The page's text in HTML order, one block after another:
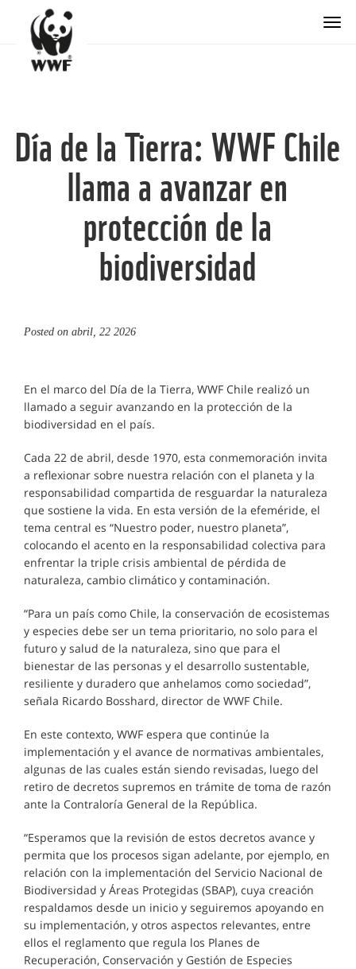
Día de la Tierra: WWF Chile
llama a avanzar en
protección de la
biodiversidad
Posted on abril, 22 2026
En el marco del Día de la Tierra, WWF Chile realizó un
llamado a seguir avanzando en la protección de la
biodiversidad en el país.
Cada 22 de abril, desde 1970, esta conmemoración invita
a reflexionar sobre nuestra relación con el planeta y la
responsabilidad compartida de resguardar la naturaleza
que sostiene la vida. En esta versión de la efeméride, el
tema central es “Nuestro poder, nuestro planeta”,
colocando el acento en la responsabilidad colectiva para
enfrentar la triple crisis ambiental de pérdida de
naturaleza, cambio climático y contaminación.
“Para un país como Chile, la conservación de ecosistemas
y especies debe ser un tema prioritario, no solo para el
futuro y salud de la naturaleza, sino que para el
bienestar de las personas y el desarrollo sustentable,
resiliente y duradero que anhelamos como sociedad”,
señala Ricardo Bosshard, director de WWF Chile.
En este contexto, WWF espera que continúe la
implementación y el avance de normativas ambientales,
algunas de las cuales están siendo revisadas, luego del
retiro de decretos supremos en trámite de toma de razón
ante la Contraloría General de la República.
“Esperamos que la revisión de estos decretos avance y
permita que los procesos sigan adelante, por ejemplo, en
relación con la implementación del Servicio Nacional de
Biodiversidad y Áreas Protegidas (SBAP), cuya creación
respaldamos desde un inicio y seguiremos apoyando en
su implementación, y otros aspectos relevantes, entre
ellos el reglamento que regula los Planes de
Recuperación, Conservación y Gestión de Especies